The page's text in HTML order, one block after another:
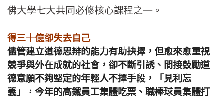
佛大學七大共同必修核心課程之一。
得三十億卻失去自己
儘管建立道德思辨的能力有助抉擇，但愈來愈重視
競爭與外在成就的社會，卻不斷引誘、間接鼓勵道
德意願不夠堅定的年輕人不擇手段，「見利忘
義」，今年的高鐵員工集體吃票、職棒球員集體打